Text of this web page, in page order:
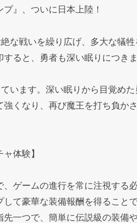
』、ついに日本上陸！
な戦いを繰り広げ、多大な犠牲
ると、勇者も深い眠りにつきま
います。深い眠りから目覚め
くなり、再び魔王を打ち負か
体験】
ゲームの進行を常に注視する
て豪華な装備報酬を得ること
一つで、簡単に伝説級の装備